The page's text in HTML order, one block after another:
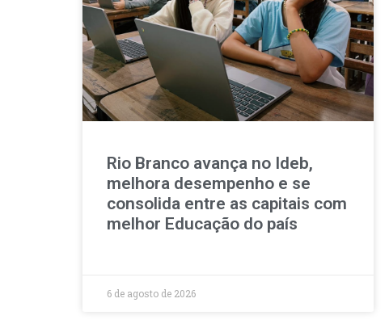
Rio Branco avança no Ideb,
melhora desempenho e se
consolida entre as capitais com
melhor Educação do país
6 de agosto de 2026